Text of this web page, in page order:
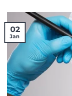
02
Jan